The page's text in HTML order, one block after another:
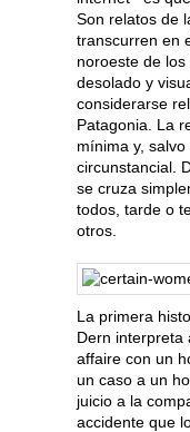
Son relatos de
transcurren en
noroeste de los
desolado y
considerarse
Patagonia. La
mínima y,
circunstancial.
se cruza
todos, tarde o
otros.
La primera
Dern interpreta
affaire con un
un caso a un
juicio a la
accidente que